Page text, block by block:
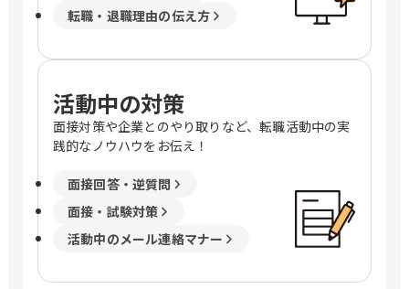
転職・退職理由の伝え方
活動中の対策
面接対策や企業とのやり取りなど、転職活動中の実
践的なノウハウをお伝え！
面接回答・逆質問
面接・試験対策
活動中のメール連絡マナー